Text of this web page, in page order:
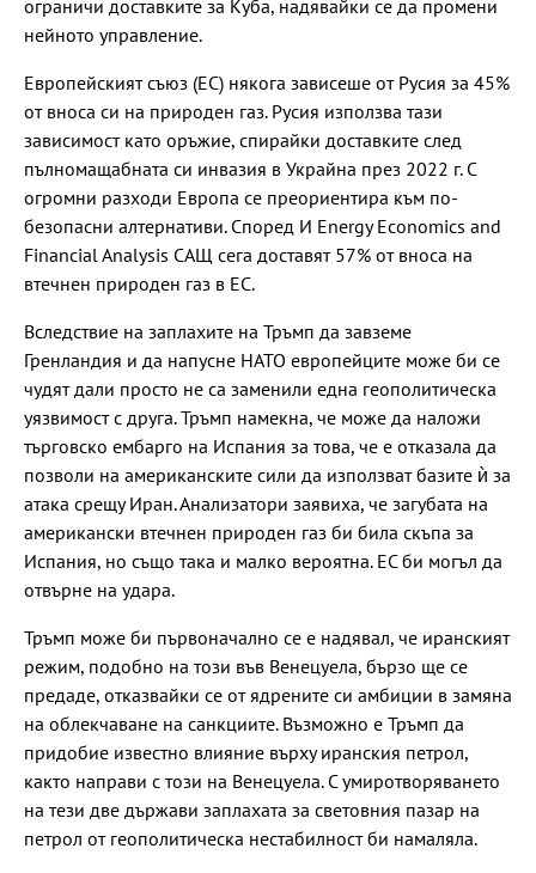
ограничи доставките за Куба, надявайки се да промени
нейното управление.
Европейският съюз (ЕС) някога зависеше от Русия за 45%
от вноса си на природен газ. Русия използва тази
зависимост като оръжие, спирайки доставките след
пълномащабната си инвазия в Украйна през 2022 г. С
огромни разходи Европа се преориентира към по-
безопасни алтернативи. Според И Energy Economics and
Financial Analysis САЩ сега доставят 57% от вноса на
втечнен природен газ в ЕС.
Вследствие на заплахите на Тръмп да завземе
Гренландия и да напусне НАТО европейците може би се
чудят дали просто не са заменили една геополитическа
уязвимост с друга. Тръмп намекна, че може да наложи
търговско ембарго на Испания за това, че е отказала да
позволи на американските сили да използват базите ѝ за
атака срещу Иран. Анализатори заявиха, че загубата на
американски втечнен природен газ би била скъпа за
Испания, но също така и малко вероятна. ЕС би могъл да
отвърне на удара.
Тръмп може би първоначално се е надявал, че иранският
режим, подобно на този във Венецуела, бързо ще се
предаде, отказвайки се от ядрените си амбиции в замяна
на облекчаване на санкциите. Възможно е Тръмп да
придобие известно влияние върху иранския петрол,
както направи с този на Венецуела. С умиротворяването
на тези две държави заплахата за световния пазар на
петрол от геополитическа нестабилност би намаляла.